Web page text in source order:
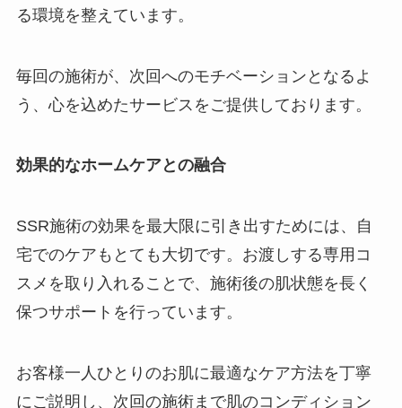
る環境を整えています。
毎回の施術が、次回へのモチベーションとなるよ
う、心を込めたサービスをご提供しております。
効果的なホームケアとの融合
SSR施術の効果を最大限に引き出すためには、自
宅でのケアもとても大切です。お渡しする専用コ
スメを取り入れることで、施術後の肌状態を長く
保つサポートを行っています。
お客様一人ひとりのお肌に最適なケア方法を丁寧
にご説明し、次回の施術まで肌のコンディション